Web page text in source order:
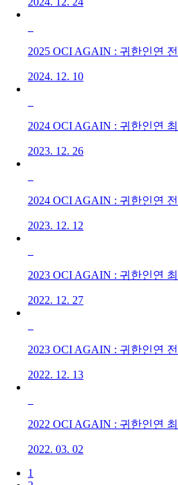
2025 OCI AGAIN : 귀한인연
2024. 12. 10
2024 OCI AGAIN : 귀한인연
2023. 12. 26
2024 OCI AGAIN : 귀한인연
2023. 12. 12
2023 OCI AGAIN : 귀한인연
2022. 12. 27
2023 OCI AGAIN : 귀한인연
2022. 12. 13
2022 OCI AGAIN : 귀한인연
2022. 03. 02
1